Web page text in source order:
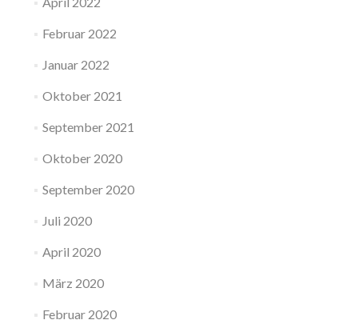
Februar 2022
Januar 2022
Oktober 2021
September 2021
Oktober 2020
September 2020
Juli 2020
April 2020
März 2020
Februar 2020